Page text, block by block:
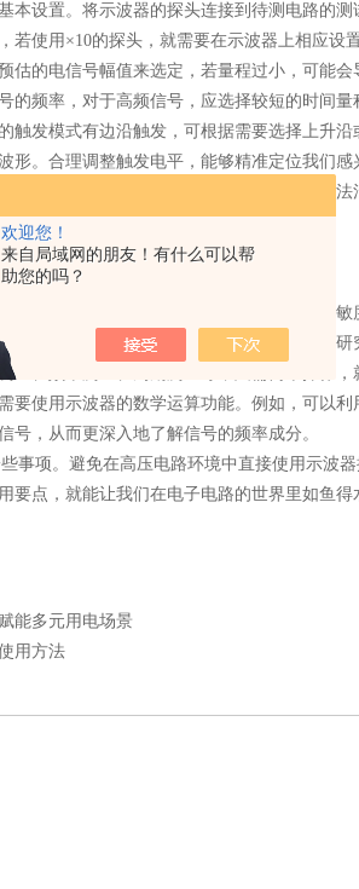
欢迎您！
来自局域网的朋友！有什么可以帮
助您的吗？
设置。将示波器的探头连接到待测电路的测
若使用×10的探头，就需要在示波器上相应
估的电信号幅值来选定，若量程过小，可能
的频率，对于高频信号，应选择较短的时间量
发模式有边沿触发，可根据需要选择上升沿
形。合理调整触发电平，能够精准定位我们
完整形态，避免波形在屏幕上不断滚动而无法
各种功能进行详细分析。通过调节垂直灵敏
则能改变波形在水平方向的展开程度，对于
量、频率测量、周期测量等，只需简单操作，
使用示波器的数学运算功能。例如，可以利
号，从而更深入地了解信号的频率成分。
项。避免在高压电路环境中直接使用示波
要点，就能让我们在电子电路的世界里如鱼
能多元用电场景
用方法